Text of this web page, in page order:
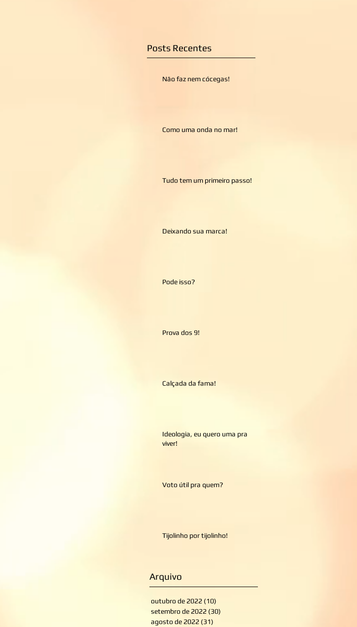
Posts Recentes
Não faz nem cócegas!
Como uma onda no mar!
Tudo tem um primeiro passo!
Deixando sua marca!
Pode isso?
Prova dos 9!
Calçada da fama!
Ideologia, eu quero uma pra
viver!
Voto útil pra quem?
Tijolinho por tijolinho!
Arquivo
outubro de 2022 (10)
setembro de 2022 (30)
agosto de 2022 (31)